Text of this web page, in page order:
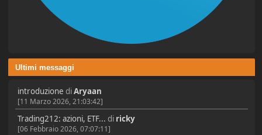
Ultimi messaggi
introduzione diAryaan
[11 Marzo 2026, 21:03:42]
Trading212: azioni, ETF... di ricky
[06 Febbraio 2026, 07:07:11]